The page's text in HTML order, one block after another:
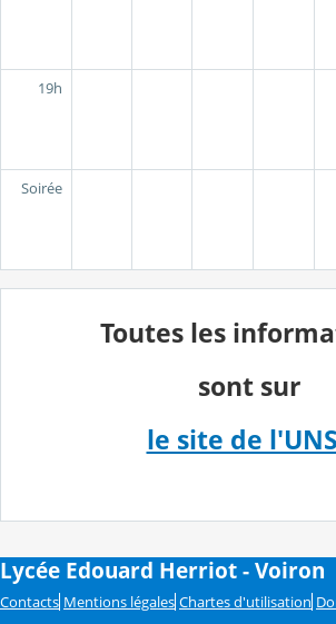
19h
Soirée
Toutes les
sont sur
le site de
Lycée Edouard Herriot - Voiron
Contacts Mentions légales Chartes d'utilisation